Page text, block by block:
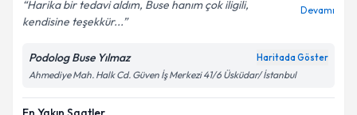
Harika bir tedavi aldım, Buse hanım çok iligili,
kendisine teşekkür...
Devamı
Podolog Buse Yılmaz Haritada Göster
Ahmediye Mah. Halk Cd. Güven İş Merkezi 41/6 Üsküdar/ İstanbul